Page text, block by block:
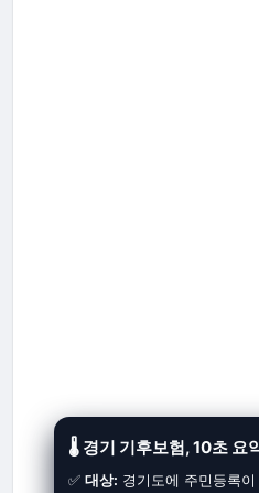
🌡 경기 기후보험, 10초 요
✅ 대상: 경기도에 주민등록